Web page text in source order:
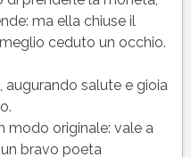
ma ella chiuse il
ceduto un occhio.
augurando salute e gioia
modo originale: vale a
bravo poeta